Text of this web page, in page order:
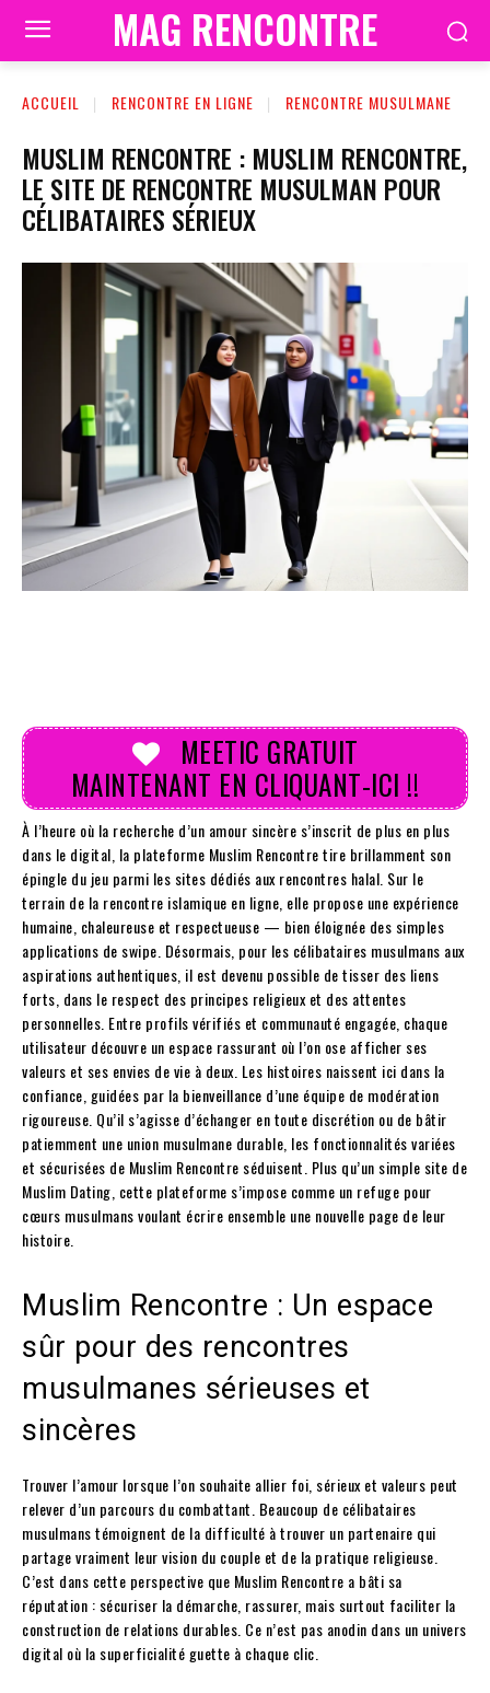
MAG RENCONTRE
ACCUEIL RENCONTRE EN LIGNE RENCONTRE MUSULMANE
MUSLIM RENCONTRE : MUSLIM RENCONTRE,
LE SITE DE RENCONTRE MUSULMAN POUR
CÉLIBATAIRES SÉRIEUX
MEETIC GRATUIT
MAINTENANT EN CLIQUANT-ICI !!
À l’heure où la recherche d’un amour sincère s’inscrit de plus en plus
dans le digital, la plateforme Muslim Rencontre tire brillamment son
épingle du jeu parmi les sites dédiés aux rencontres halal. Sur le
terrain de la rencontre islamique en ligne, elle propose une expérience
humaine, chaleureuse et respectueuse — bien éloignée des simples
applications de swipe. Désormais, pour les célibataires musulmans aux
aspirations authentiques, il est devenu possible de tisser des liens
forts, dans le respect des principes religieux et des attentes
personnelles. Entre profils vérifiés et communauté engagée, chaque
utilisateur découvre un espace rassurant où l’on ose afficher ses
valeurs et ses envies de vie à deux. Les histoires naissent ici dans la
confiance, guidées par la bienveillance d’une équipe de modération
rigoureuse. Qu’il s’agisse d’échanger en toute discrétion ou de bâtir
patiemment une union musulmane durable, les fonctionnalités variées
et sécurisées de Muslim Rencontre séduisent. Plus qu’un simple site de
Muslim Dating, cette plateforme s’impose comme un refuge pour
cœurs musulmans voulant écrire ensemble une nouvelle page de leur
histoire.
Muslim Rencontre : Un espace
sûr pour des rencontres
musulmanes sérieuses et
sincères
Trouver l’amour lorsque l’on souhaite allier foi, sérieux et valeurs peut
relever d’un parcours du combattant. Beaucoup de célibataires
musulmans témoignent de la difficulté à trouver un partenaire qui
partage vraiment leur vision du couple et de la pratique religieuse.
C’est dans cette perspective que Muslim Rencontre a bâti sa
réputation : sécuriser la démarche, rassurer, mais surtout faciliter la
construction de relations durables. Ce n’est pas anodin dans un univers
digital où la superficialité guette à chaque clic.